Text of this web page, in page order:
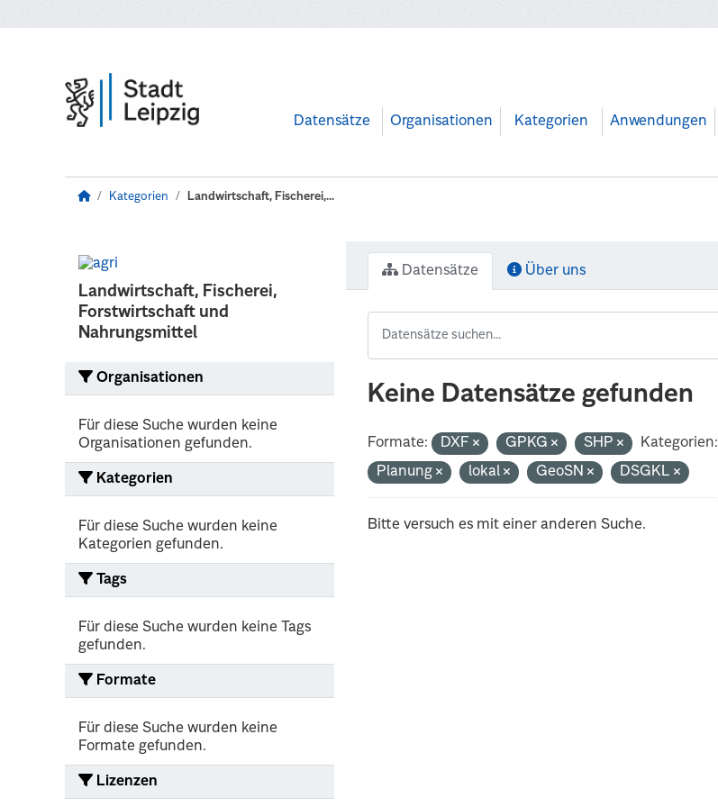
Datensätze Organisationen Kategorien Anwendungen
Kategorien Landwirtschaft, Fischerei,...
Landwirtschaft, Fischerei,
Forstwirtschaft und
Nahrungsmittel
Organisationen
Für diese Suche wurden keine
Organisationen gefunden.
Kategorien
Für diese Suche wurden keine
Kategorien gefunden.
Tags
Für diese Suche wurden keine Tags
gefunden.
Formate
Für diese Suche wurden keine
Formate gefunden.
Lizenzen
Datensätze Über uns
Keine Datensätze gefunden
Formate: DXF GPKG SHP Kategorien:
Planung
lokal GeoSN DSGKL
Bitte versuch es mit einer anderen Suche.